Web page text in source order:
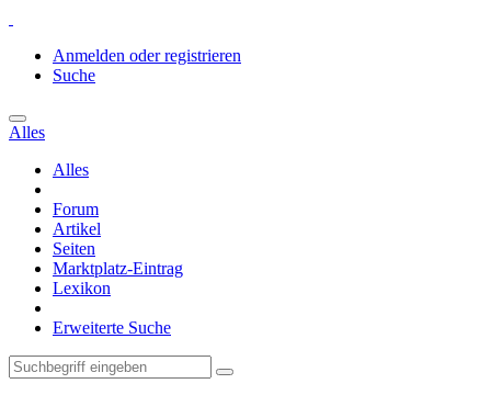
Anmelden oder registrieren
Suche
Alles
Alles
Forum
Artikel
Seiten
Marktplatz-Eintrag
Lexikon
Erweiterte Suche